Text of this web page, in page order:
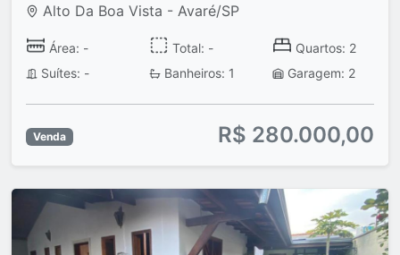
Alto Da Boa Vista - Avaré/SP
Área: - Total: -
Quartos: 2
Suítes: -
Banheiros: 1 Garagem: 2
Venda R$ 280.000,00